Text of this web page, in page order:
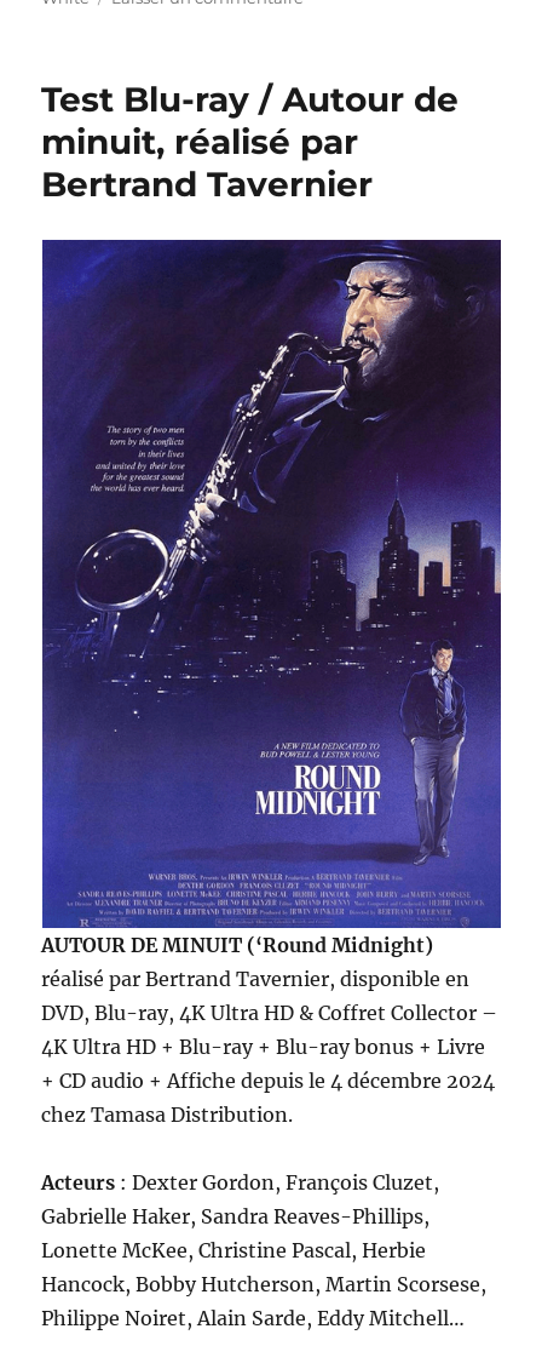
/
et
Jérémie,
réalisé
Claire
Devers
Test Blu-ray / Autour de
minuit, réalisé par
Bertrand Tavernier
AUTOUR DE MINUIT (‘Round Midnight)
réalisé par Bertrand Tavernier, disponible en
DVD, Blu-ray, 4K Ultra HD & Coffret Collector –
4K Ultra HD + Blu-ray + Blu-ray bonus + Livre
+ CD audio + Affiche depuis le 4 décembre 2024
chez Tamasa Distribution.
Acteurs : Dexter Gordon, François Cluzet,
Gabrielle Haker, Sandra Reaves-Phillips,
Lonette McKee, Christine Pascal, Herbie
Hancock, Bobby Hutcherson, Martin Scorsese,
Philippe Noiret, Alain Sarde, Eddy Mitchell…